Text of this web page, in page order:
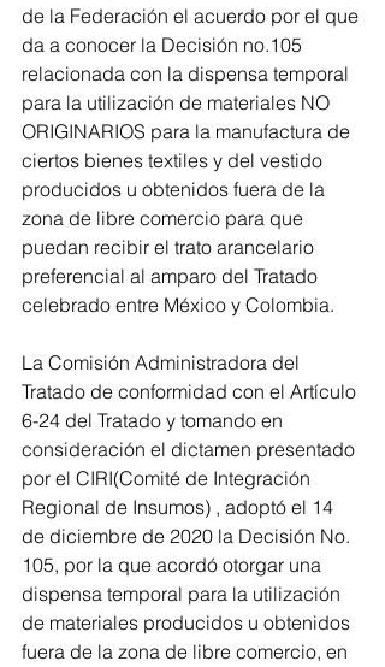
de la Federación el acuerdo por el que
da a conocer la Decisión no.105
relacionada con la dispensa temporal
para la utilización de materiales NO
ORIGINARIOS para la manufactura de
ciertos bienes textiles y del vestido
producidos u obtenidos fuera de la
zona de libre comercio para que
puedan recibir el trato arancelario
preferencial al amparo del Tratado
celebrado entre México y Colombia.
La Comisión Administradora del
Tratado de conformidad con el Artículo
6-24 del Tratado y tomando en
consideración el dictamen presentado
por el CIRI(Comité de Integración
Regional de Insumos) , adoptó el 14
de diciembre de 2020 la Decisión No.
105, por la que acordó otorgar una
dispensa temporal para la utilización
de materiales producidos u obtenidos
fuera de la zona de libre comercio, en